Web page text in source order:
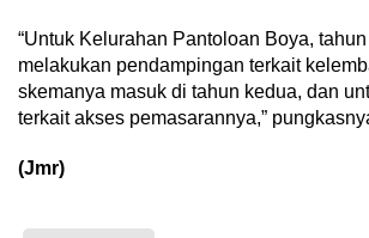
“Untuk Kelurahan Pantoloan Boya,
melakukan pendampingan terkait
skemanya masuk di tahun kedua, dan
terkait akses pemasarannya,”
(Jmr)